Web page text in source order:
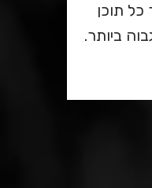
כל תוכן
ביותר.